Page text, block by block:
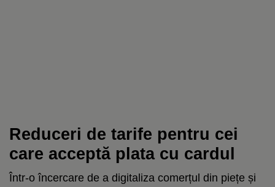
Reduceri de tarife pentru cei
care acceptă plata cu cardul
Într-o încercare de a digitaliza comerțul din piețe și